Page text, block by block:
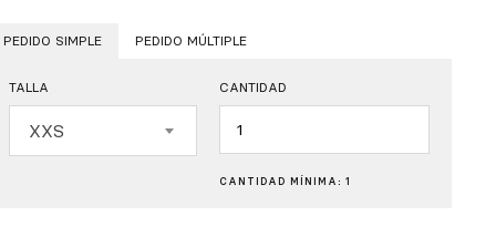
PEDIDO SIMPLE PEDIDO MÚLTIPLE
TALLA
XXS
CANTIDAD
CANTIDAD MÍNIMA: 1